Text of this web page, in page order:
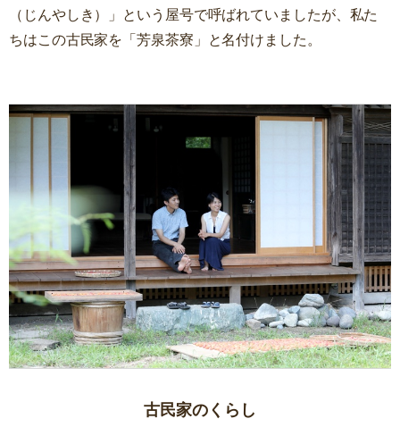
（じんやしき）」という屋号で呼ばれていましたが、私た
ちはこの古民家を「芳泉茶寮」と名付けました。
古民家のくらし